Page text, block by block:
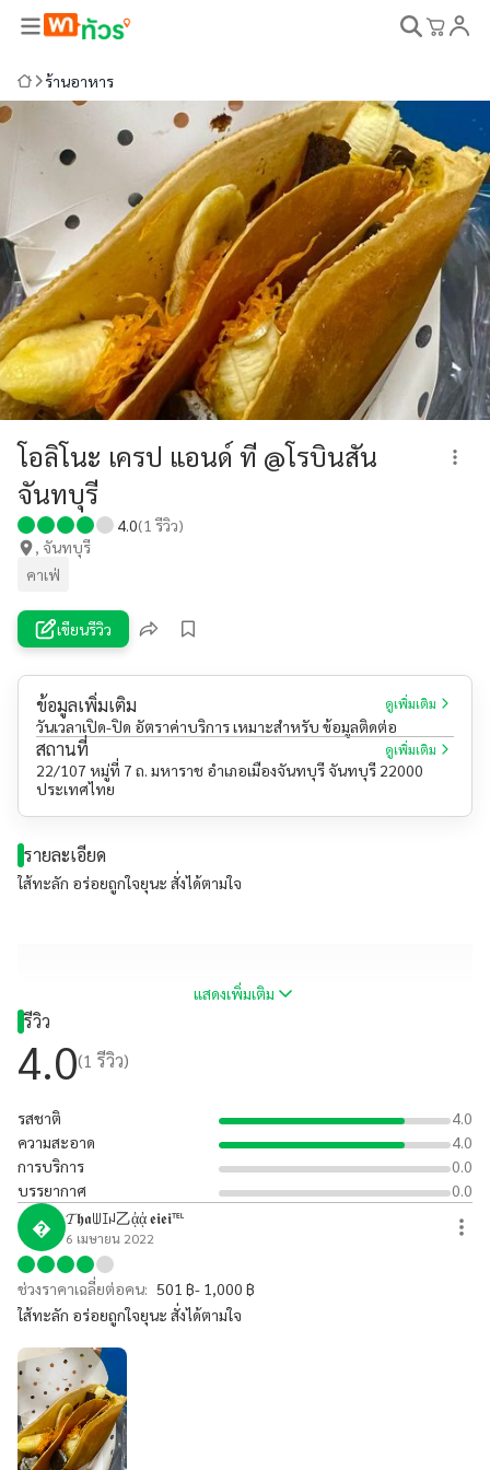
ร้านอาหาร
โอลิโนะ เครป แอนด์ ที @โรบินสัน
จันทบุรี
4.0(1 รีวิว)
, จันทบุรี
คาเฟ่
เขียนรีวิว
ข้อมูลเพิ่มเติม ดูเพิ่มเติม
วันเวลาเปิด-ปิด อัตราค่าบริการ เหมาะสำหรับ ข้อมูลติดต่อ
สถานที่ ดูเพิ่มเติม
22/107 หมู่ที่ 7 ถ. มหาราช อำเภอเมืองจันทบุรี จันทบุรี 22000
ประเทศไทย
รายละเอียด
ใส้ทะลัก อร่อยถูกใจยุนะ สั่งได้ตามใจ
แสดงเพิ่มเติม
รีวิว
4.0(1 รีวิว)
รสชาติ
4.0
ความสะอาด
4.0
การบริการ
0.0
บรรยากาศ
0.0
 𝓣𝖍𝖆ꅐꀤꈤ乙ᾀᾀ 𝖊𝖎𝖊𝖎℡
6 เมษายน 2022
ช่วงราคาเฉลี่ยต่อคน: 501 ฿- 1,000 ฿
ใส้ทะลัก อร่อยถูกใจยุนะ สั่งได้ตามใจ